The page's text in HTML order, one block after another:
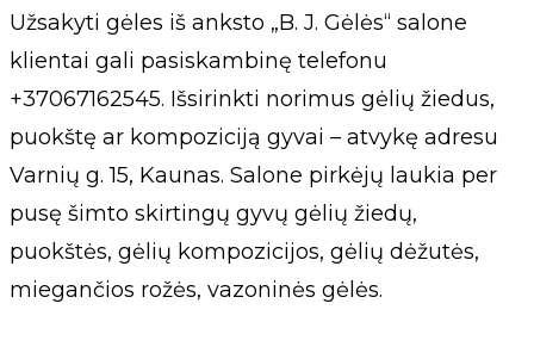
Užsakyti gėles iš anksto „B. J. Gėlės“ salone
klientai gali pasiskambinę telefonu
+37067162545. Išsirinkti norimus gėlių žiedus,
puokštę ar kompoziciją gyvai – atvykę adresu
Varnių g. 15, Kaunas. Salone pirkėjų laukia per
pusę šimto skirtingų gyvų gėlių žiedų,
puokštės, gėlių kompozicijos, gėlių dėžutės,
miegančios rožės, vazoninės gėlės.